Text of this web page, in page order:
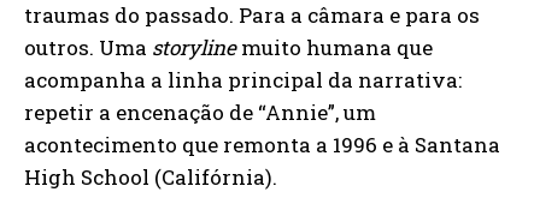
traumas do passado. Para a câmara e para os
outros. Uma storylinemuito humana que
acompanha a linha principal da narrativa:
repetir a encenação de “Annie”, um
acontecimento que remonta a 1996 e à Santana
High School (Califórnia).